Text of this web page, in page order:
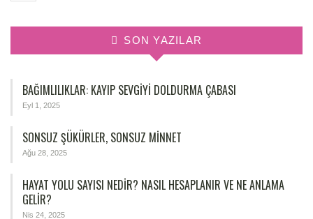
SON YAZILAR
BAĞIMLILIKLAR: KAYIP SEVGIYI DOLDURMA ÇABASI
Eyl 1, 2025
SONSUZ ŞÜKÜRLER, SONSUZ MINNET
Ağu 28, 2025
HAYAT YOLU SAYISI NEDIR? NASIL HESAPLANIR VE NE ANLAMA
GELIR?
Nis 24, 2025